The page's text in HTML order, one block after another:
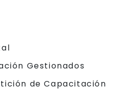
Gestionados
de Capacitación